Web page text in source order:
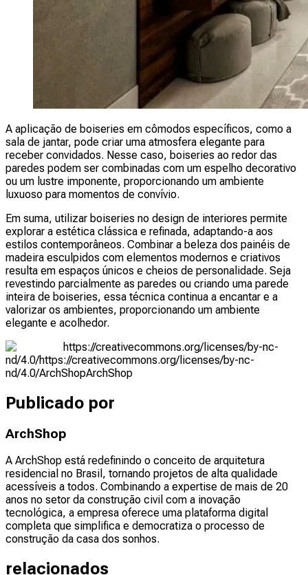
A aplicação de boiseries em cômodos específicos, como a
sala de jantar, pode criar uma atmosfera elegante para
receber convidados. Nesse caso, boiseries ao redor das
paredes podem ser combinadas com um espelho decorativo
ou um lustre imponente, proporcionando um ambiente
luxuoso para momentos de convívio.
Em suma, utilizar boiseries no design de interiores permite
explorar a estética clássica e refinada, adaptando-a aos
estilos contemporâneos. Combinar a beleza dos painéis de
madeira esculpidos com elementos modernos e criativos
resulta em espaços únicos e cheios de personalidade. Seja
revestindo parcialmente as paredes ou criando uma parede
inteira de boiseries, essa técnica continua a encantar e a
valorizar os ambientes, proporcionando um ambiente
elegante e acolhedor.
https://creativecommons.org/licenses/by-nc-
nd/4.0/https://creativecommons.org/licenses/by-nc-
nd/4.0/ArchShopArchShop
Publicado por
ArchShop
A ArchShop está redefinindo o conceito de arquitetura
residencial no Brasil, tornando projetos de alta qualidade
acessíveis a todos. Combinando a expertise de mais de 20
anos no setor da construção civil com a inovação
tecnológica, a empresa oferece uma plataforma digital
completa que simplifica e democratiza o processo de
construção da casa dos sonhos.
relacionados